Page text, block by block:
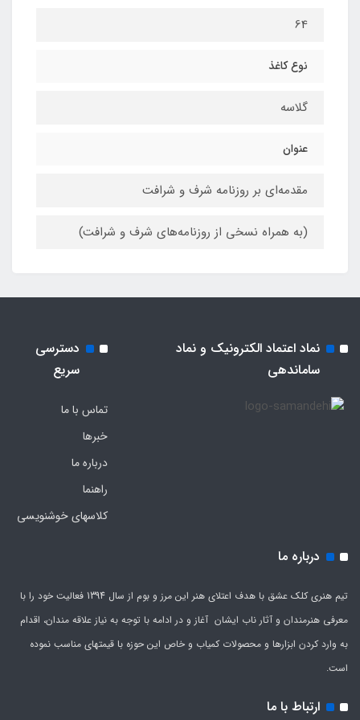
64
نوع کاغذ
گلاسه
عنوان
مقدمه‌ای بر روزنامه شرف و شرافت
(به همراه نسخی از روزنامه‌های شرف و شرافت)
نماد اعتماد الکترونیک و نماد
ساماندهی
دسترسی
سریع
تماس با ما
خبرها
درباره ما
راهنما
کلاسهای خوشنویسی
درباره ما
تیم هنری کلک عشق با هدف اعتلای هنر این مرز و بوم از سال 1394 فعالیت خود را با
معرفی هنرمندان و آثار ناب ایشان آغاز و در ادامه با توجه به نیاز علاقه مندان، اقدام
به وارد کردن ابزارها و محصولات کمیاب و خاص این حوزه با قیمتهای مناسب نموده
است.
ارتباط با ما